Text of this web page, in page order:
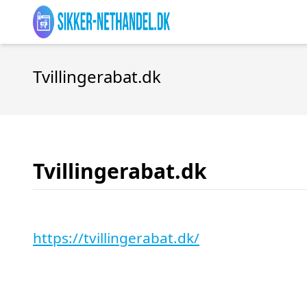
Tvillingerabat.dk
Tvillingerabat.dk
https://tvillingerabat.dk/